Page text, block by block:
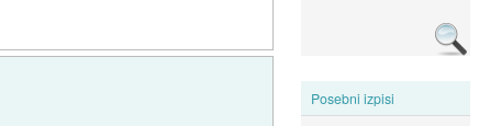
Posebni izpisi